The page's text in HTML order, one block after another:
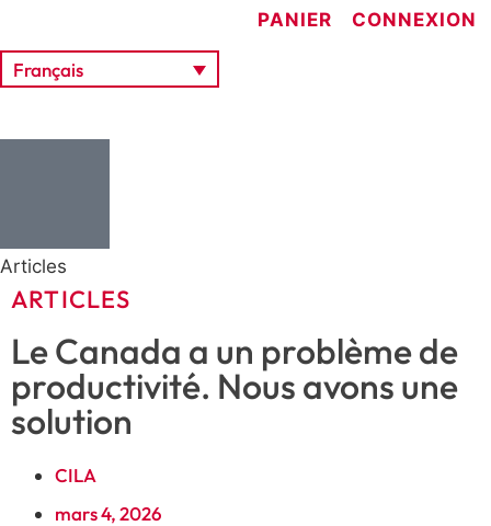
PANIER CONNEXION
Français
Articles
ARTICLES
Le Canada a un problème de
productivité. Nous avons une
solution
CILA
mars 4, 2026